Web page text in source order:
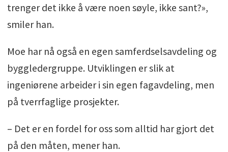
trenger det ikke å være noen søyle, ikke sant?»,
smiler han.
Moe har nå også en egen samferdselsavdeling og
byggledergruppe. Utviklingen er slik at
ingeniørene arbeider i sin egen fagavdeling, men
på tverrfaglige prosjekter.
– Det er en fordel for oss som alltid har gjort det
på den måten, mener han.